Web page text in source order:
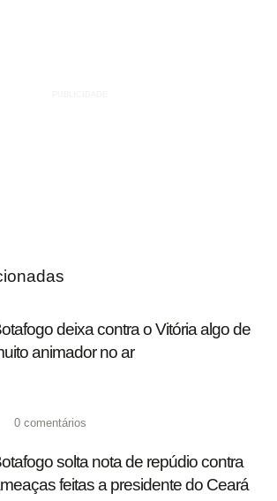
deixa contra o Vitória algo de
animador no ar
0 comentários
solta nota de repúdio contra
feitas a presidente do Ceará